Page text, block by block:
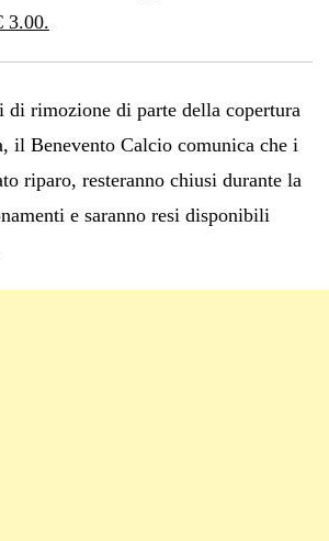
3.00.
di rimozione di parte della copertura
il Benevento Calcio comunica che i
riparo, resteranno chiusi durante la
e saranno resi disponibili